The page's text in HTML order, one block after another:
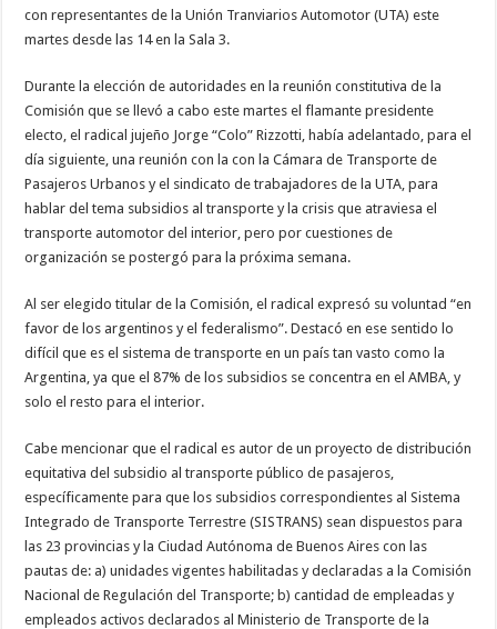
con representantes de la Unión Tranviarios Automotor (UTA) este
martes desde las 14 en la Sala 3.
Durante la elección de autoridades en la reunión constitutiva de la
Comisión que se llevó a cabo este martes el flamante presidente
electo, el radical jujeño Jorge “Colo” Rizzotti, había adelantado, para el
día siguiente, una reunión con la con la Cámara de Transporte de
Pasajeros Urbanos y el sindicato de trabajadores de la UTA, para
hablar del tema subsidios al transporte y la crisis que atraviesa el
transporte automotor del interior, pero por cuestiones de
organización se postergó para la próxima semana.
Al ser elegido titular de la Comisión, el radical expresó su voluntad “en
favor de los argentinos y el federalismo”. Destacó en ese sentido lo
difícil que es el sistema de transporte en un país tan vasto como la
Argentina, ya que el 87% de los subsidios se concentra en el AMBA, y
solo el resto para el interior.
Cabe mencionar que el radical es autor de un proyecto de distribución
equitativa del subsidio al transporte público de pasajeros,
específicamente para que los subsidios correspondientes al Sistema
Integrado de Transporte Terrestre (SISTRANS) sean dispuestos para
las 23 provincias y la Ciudad Autónoma de Buenos Aires con las
pautas de: a) unidades vigentes habilitadas y declaradas a la Comisión
Nacional de Regulación del Transporte; b) cantidad de empleadas y
empleados activos declarados al Ministerio de Transporte de la